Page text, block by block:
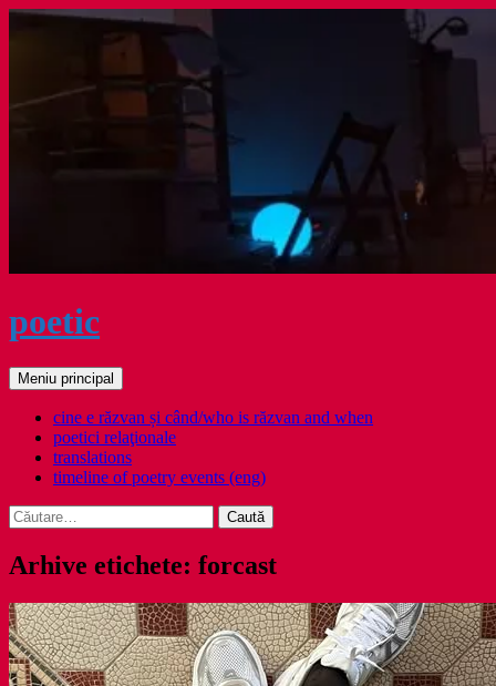
poetic
Caută
Meniu principal
cine e răzvan și când/who is răzvan and when
poetici relaţionale
translations
timeline of poetry events (eng)
Caută
după:
Arhive etichete: forcast